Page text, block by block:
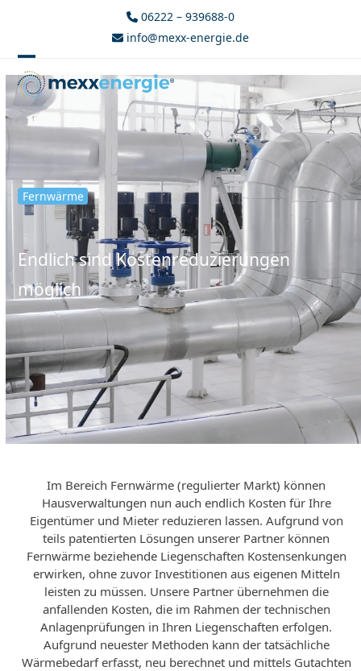
06222 – 939688-0
info@mexx-energie.de
Open
mobile
menu
Close
mobile
menu
Fernwärme
Endlich sind Kostenreduzierungen
möglich
Im Bereich Fernwärme (regulierter Markt) können
Hausverwaltungen nun auch endlich Kosten für Ihre
Eigentümer und Mieter reduzieren lassen. Aufgrund von
teils patentierten Lösungen unserer Partner können
Fernwärme beziehende Liegenschaften Kostensenkungen
erwirken, ohne zuvor Investitionen aus eigenen Mitteln
leisten zu müssen. Unsere Partner übernehmen die
anfallenden Kosten, die im Rahmen der technischen
Anlagenprüfungen in Ihren Liegenschaften erfolgen.
Aufgrund neuester Methoden kann der tatsächliche
Wärmebedarf erfasst, neu berechnet und mittels Gutachten